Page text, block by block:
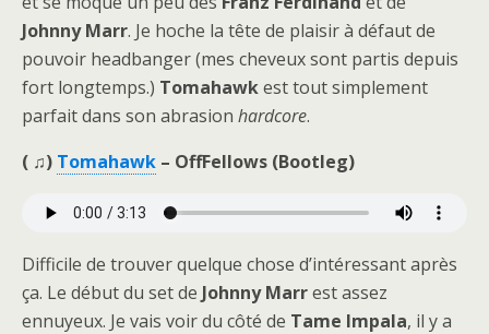
Johnny Marr. Je hoche la tête de plaisir à défaut de
pouvoir headbanger (mes cheveux sont partis depuis
fort longtemps.) Tomahawkest tout simplement
parfait dans son abrasion hardcore.
( ♫) Tomahawk – OffFellows (Bootleg)
Difficile de trouver quelque chose d’intéressant après
ça. Le début du set de Johnny Marrest assez
ennuyeux. Je vais voir du côté de Tame Impala, il y a